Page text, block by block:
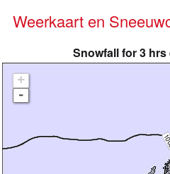
Weerkaart en
Snowfall for 3
+
-